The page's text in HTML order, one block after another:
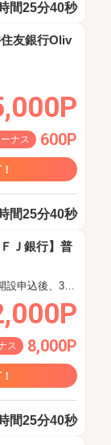
間25分40秒
住友銀行Oliv
ナス 600P
間25分40秒
Ｊ銀行】普
「スマート口座開設」アプリ経由で口座開設申込後、30日以内の口座開設
ス 8,000P
間25分40秒